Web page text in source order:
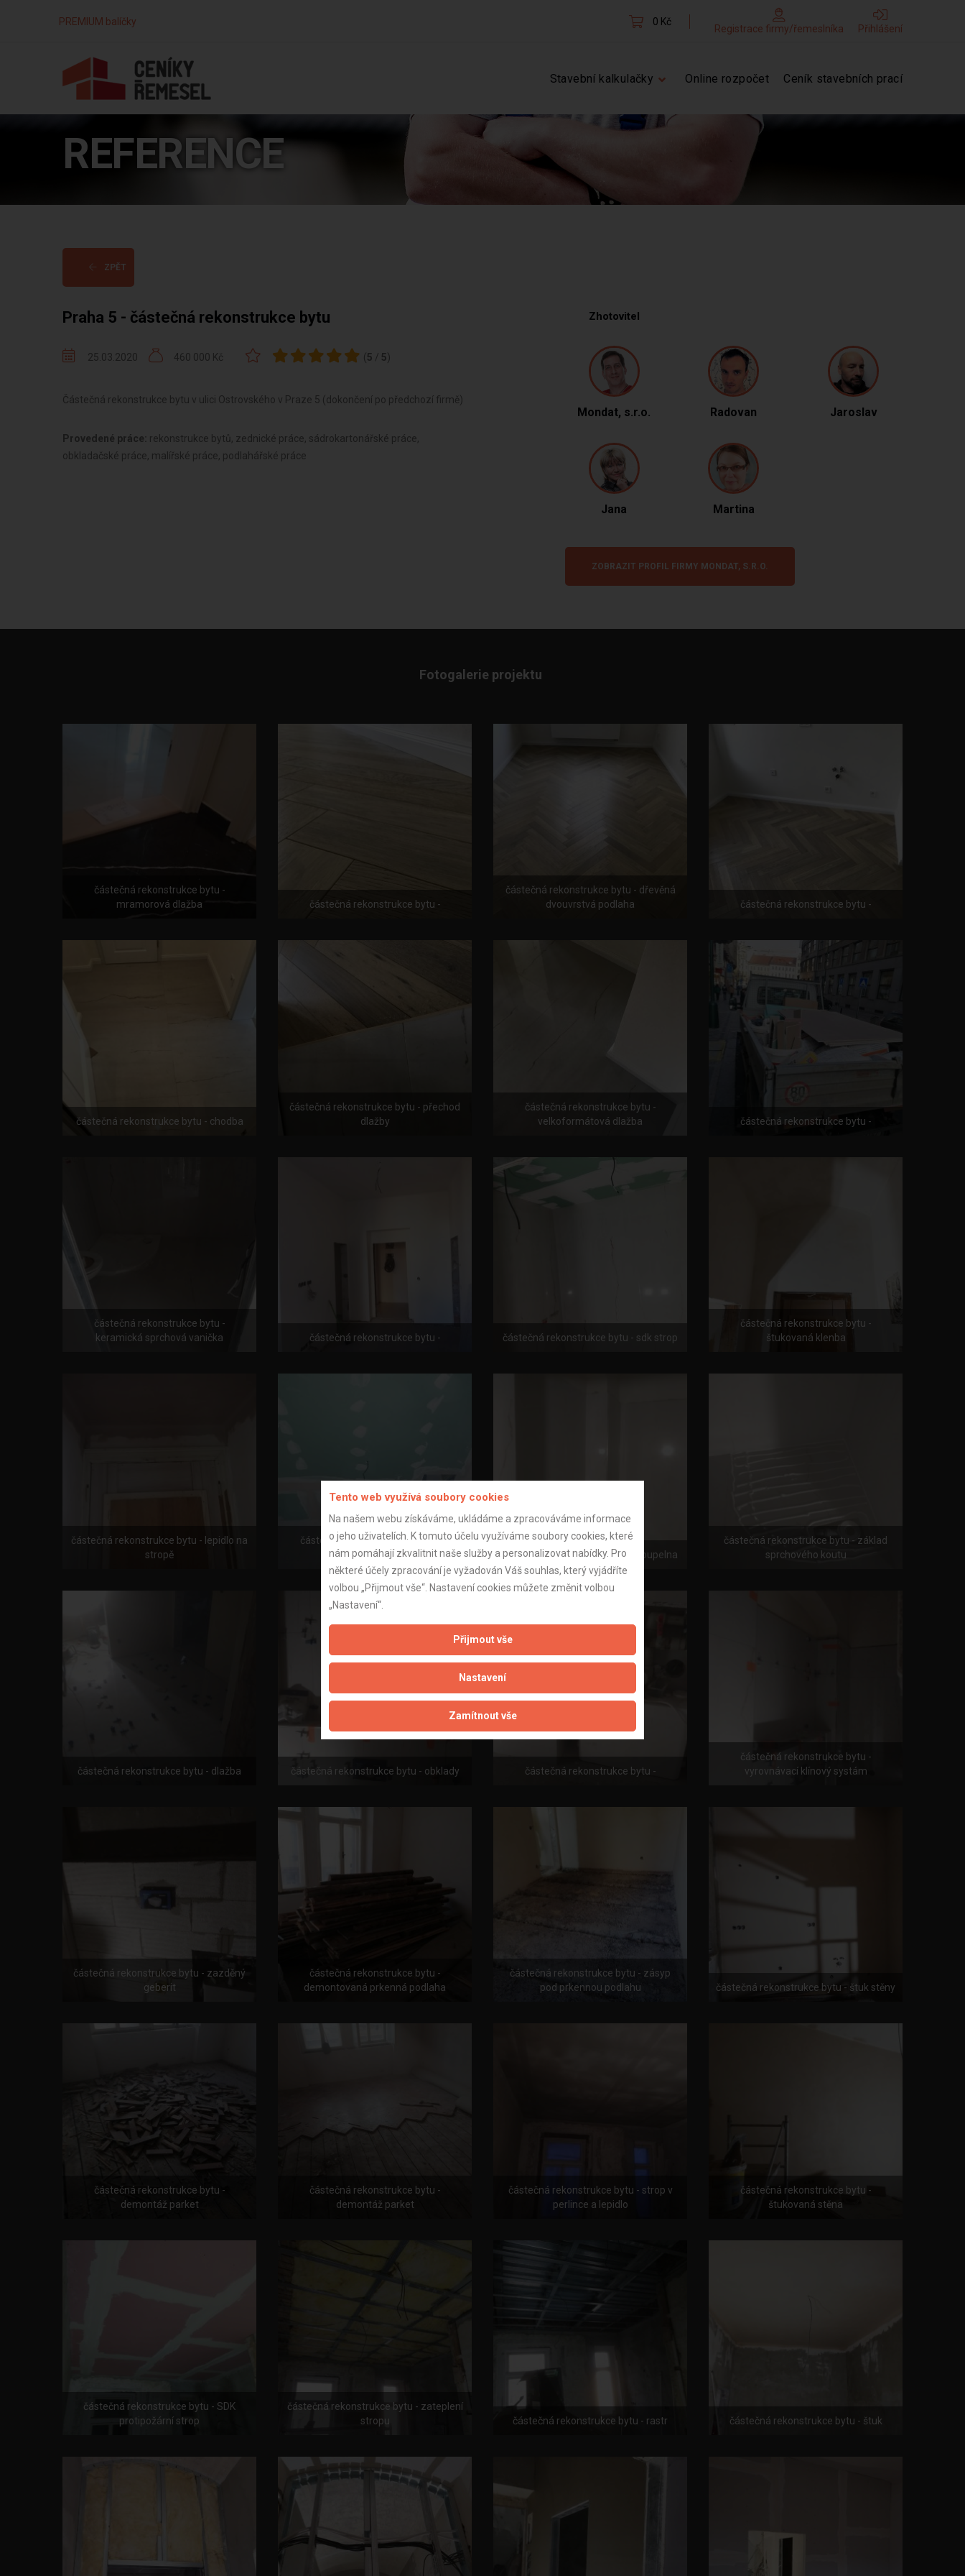
PREMIUM balíčky 0 Kč
Registrace firmy/řemeslníka Přihlášení
Stavební kalkulačky Online rozpočet Ceník stavebních prací
REFERENCE
ZPĚT
Praha 5 - částečná rekonstrukce bytu
25.03.2020 460 000 Kč ( 5 / 5)
Částečná rekonstrukce bytu v ulici Ostrovského v Praze 5 (dokončení po předchozí firmě)
Provedené práce: rekonstrukce bytů, zednické práce, sádrokartonářské práce,
obkladačské práce, malířské práce, podlahářské práce
Zhotovitel
Mondat, s.r.o. Radovan Jaroslav
Jana Martina
ZOBRAZIT PROFIL FIRMY MONDAT, S.R.O.
Fotogalerie projektu
částečná rekonstrukce bytu -
mramorová dlažba
částečná rekonstrukce bytu -
částečná rekonstrukce bytu - dřevěná
dvouvrstvá podlaha
částečná rekonstrukce bytu -
částečná rekonstrukce bytu - chodba
částečná rekonstrukce bytu - přechod
dlažby
částečná rekonstrukce bytu -
velkoformátová dlažba
částečná rekonstrukce bytu -
částečná rekonstrukce bytu -
keramická sprchová vanička
částečná rekonstrukce bytu - částečná rekonstrukce bytu - sdk strop
částečná rekonstrukce bytu -
štukovaná klenba
částečná rekonstrukce bytu - lepidlo na
stropě
částečná rekonstrukce bytu - sdk
podhled
částečná rekonstrukce bytu - koupelna
částečná rekonstrukce bytu - základ
sprchového koutu
částečná rekonstrukce bytu - dlažba částečná rekonstrukce bytu - obklady částečná rekonstrukce bytu -
částečná rekonstrukce bytu -
vyrovnávací klínový systám
částečná rekonstrukce bytu - zazděný
geberit
částečná rekonstrukce bytu -
demontovaná prkenná podlaha
částečná rekonstrukce bytu - zásyp
pod prkennou podlahu
částečná rekonstrukce bytu - štuk stěny
částečná rekonstrukce bytu -
demontáž parket
částečná rekonstrukce bytu -
demontáž parket
částečná rekonstrukce bytu - strop v
perlince a lepidlo
částečná rekonstrukce bytu -
štukovaná stěna
částečná rekonstrukce bytu - SDK
protipožární strop
částečná rekonstrukce bytu - zateplení
stropu
částečná rekonstrukce bytu - rastr částečná rekonstrukce bytu - štuk
Tento web využívá soubory cookies
Na našem webu získáváme, ukládáme a zpracováváme informace
o jeho uživatelích. K tomuto účelu využíváme soubory cookies, které
nám pomáhají zkvalitnit naše služby a personalizovat nabídky. Pro
některé účely zpracování je vyžadován Váš souhlas, který vyjádříte
volbou „Přijmout vše“. Nastavení cookies můžete změnit volbou
„Nastavení“.
Přijmout vše
Nastavení
Zamítnout vše